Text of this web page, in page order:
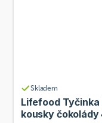
Skladem
Lifefood Tyčinka
kousky